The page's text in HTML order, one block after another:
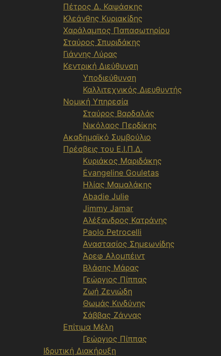
Πέτρος Δ. Καψάσκης
Κλεάνθης Κυριακίδης
Χαράλαμπος Παπασωτηρίου
Σταύρος Σπυριδάκης
Γιάννης Λύρας
Κεντρική Διεύθυνση
Υποδιεύθυνση
Καλλιτεχνικός Διευθυντής
Νομική Υπηρεσία
Σταύρος Βαρδαλάς
Νικόλαος Περδίκης
Ακαδημαϊκό Συμβούλιο
Πρέσβεις του Ε.Ι.Π.Δ.
Κυριάκος Μαριδάκης
Evangeline Gouletas
Ηλίας Μαμαλάκης
Abadie Julie
Jimmy Jamar
Αλέξανδρος Κατράνης
Paolo Petrocelli
Αναστασίος Σημεωνίδης
Άρεφ Αλομπέιντ
Βλάσης Μάρας
Γεώργιος Πίππας
Ζωή Ζενιώδη
Θωμάς Κινδύνης
Σάββας Ζάννας
Επίτιμα Μέλη
Γεώργιος Πίππας
Ιδρυτική Διακήρυξη